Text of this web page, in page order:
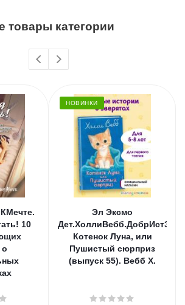
товары категории
10
о
НОВИНКИ
Эл Эксмо
Котенок Луна, или
Пушистый сюрприз
(выпуск 55). Вебб Х.